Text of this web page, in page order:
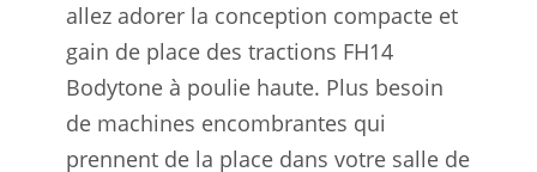
allez adorer la conception compacte et
gain de place des tractions FH14
Bodytone à poulie haute. Plus besoin
de machines encombrantes qui
prennent de la place dans votre salle de